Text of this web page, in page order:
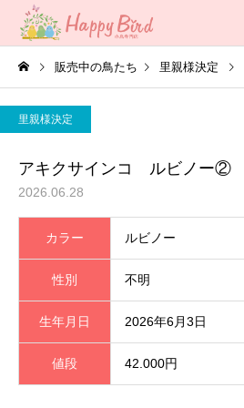
販売中の鳥たち 里親様決定
里親様決定
アキクサインコ ルビノー②
2026.06.28
カラー ルビノー
性別 不明
生年月日 2026年6月3日
値段 42.000円